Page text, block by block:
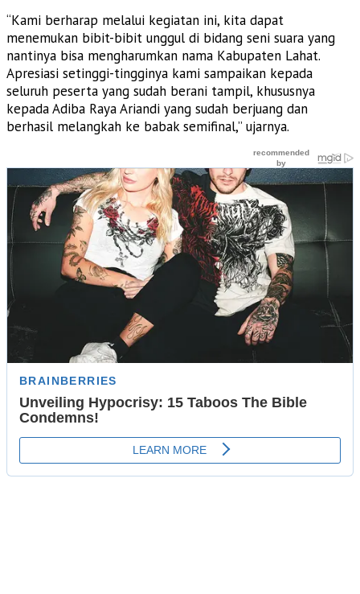
“Kami berharap melalui kegiatan ini, kita dapat
menemukan bibit-bibit unggul di bidang seni suara yang
nantinya bisa mengharumkan nama Kabupaten Lahat.
Apresiasi setinggi-tingginya kami sampaikan kepada
seluruh peserta yang sudah berani tampil, khususnya
kepada Adiba Raya Ariandi yang sudah berjuang dan
berhasil melangkah ke babak semifinal,” ujarnya.